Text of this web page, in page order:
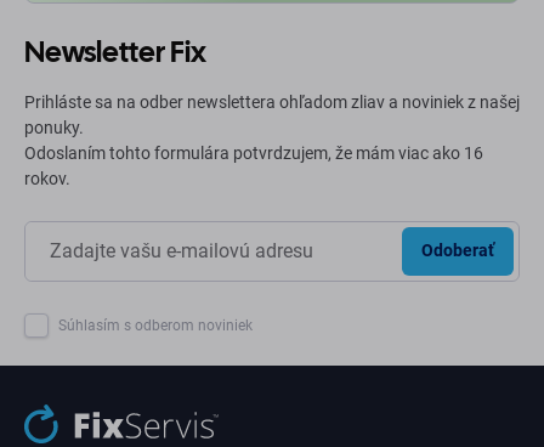
Newsletter Fix
Prihláste sa na odber newslettera ohľadom zliav a noviniek z našej
ponuky.
Odoslaním tohto formulára potvrdzujem, že mám viac ako 16
rokov.
Odoberať
Súhlasím s odberom noviniek